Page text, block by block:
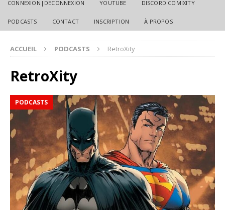
CONNEXION|DECONNEXION YOUTUBE DISCORD COMIXITY
PODCASTS CONTACT INSCRIPTION À PROPOS
ACCUEIL PODCASTS RetroXity
RetroXity
PODCASTS